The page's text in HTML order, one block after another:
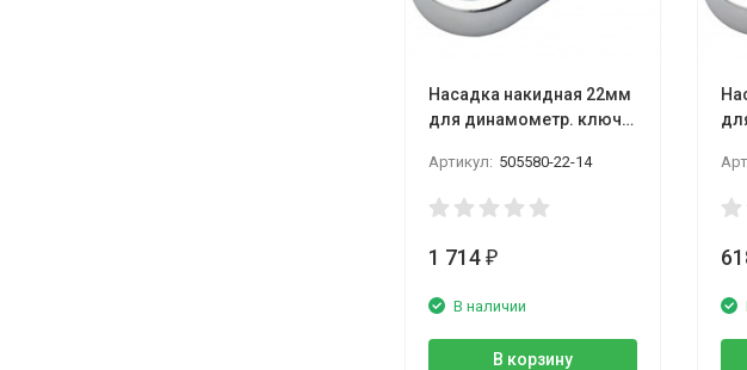
Насадка накидная 22мм
для динамометр. ключа,
Артикул: 505580-22-14
1 714 ₽
В наличии
В корзину